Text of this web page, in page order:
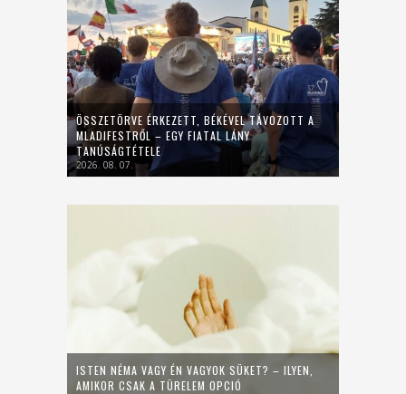
ÖSSZETÖRVE ÉRKEZETT, BÉKÉVEL TÁVOZOTT A
MLADIFESTRŐL – EGY FIATAL LÁNY
TANÚSÁGTÉTELE
2026. 08. 07.
ISTEN NÉMA VAGY ÉN VAGYOK SÜKET? – ILYEN,
AMIKOR CSAK A TÜRELEM OPCIÓ